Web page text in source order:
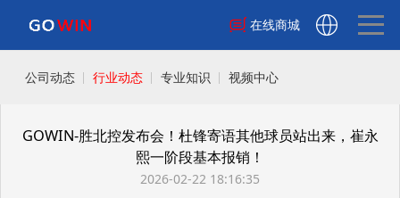
在线商城
公司动态 行业动态 专业知识 视频中心
GOWIN-胜北控发布会！杜锋寄语其他球员站出来，崔永
熙一阶段基本报销！
2026-02-22 18:16:35